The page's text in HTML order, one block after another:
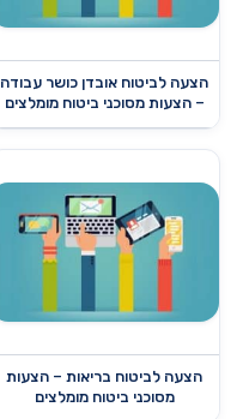
הצעה לביטוח אובדן כושר עבודה
– הצעות מסוכני ביטוח מומלצים
הצעה לביטוח בריאות – הצעות
מסוכני ביטוח מומלצים